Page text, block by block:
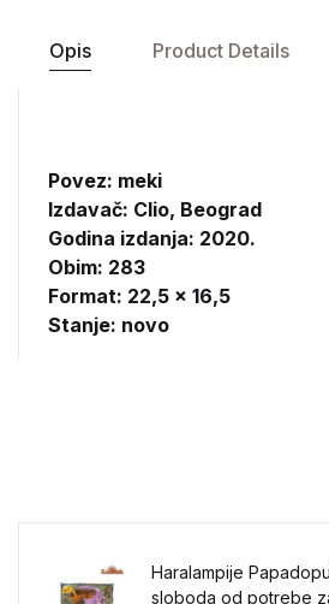
Opis Product Details
Povez: meki
Izdavač: Clio, Beograd
Godina izdanja: 2020.
Obim: 283
Format: 22,5 x 16,5
Stanje: novo
Haralampije
sloboda od potrebe